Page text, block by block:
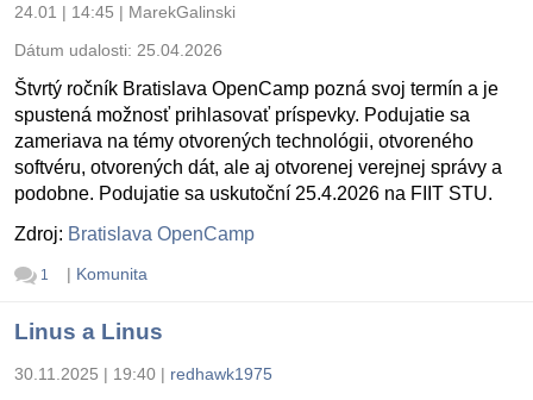
24.01 | 14:45 | MarekGalinski
Dátum udalosti: 25.04.2026
Štvrtý ročník Bratislava OpenCamp pozná svoj termín a je
spustená možnosť prihlasovať príspevky. Podujatie sa
zameriava na témy otvorených technológii, otvoreného
softvéru, otvorených dát, ale aj otvorenej verejnej správy a
podobne. Podujatie sa uskutoční 25.4.2026 na FIIT STU.
Zdroj: Bratislava OpenCamp
1 | Komunita
Linus a Linus
30.11.2025 | 19:40 | redhawk1975